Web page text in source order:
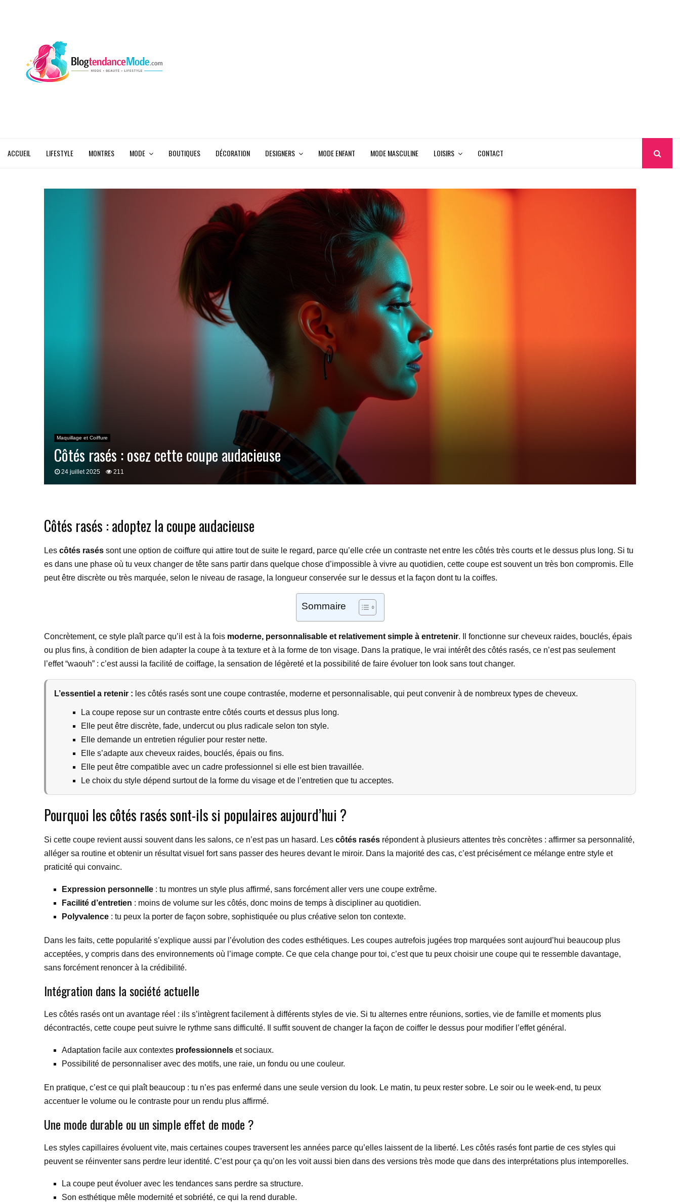
ACCUEIL LIFESTYLE MONTRES MODE BOUTIQUES DÉCORATION DESIGNERS MODE ENFANT MODE MASCULINE LOISIRS CONTACT
Maquillage et Coiffure
Côtés rasés : osez cette coupe audacieuse
24 juillet 2025 211
Côtés rasés : adoptez la coupe audacieuse
Les côtés rasés sont une option de coiffure qui attire tout de suite le regard, parce qu’elle crée un contraste net entre les côtés très courts et le dessus plus long. Si tu
es dans une phase où tu veux changer de tête sans partir dans quelque chose d’impossible à vivre au quotidien, cette coupe est souvent un très bon compromis. Elle
peut être discrète ou très marquée, selon le niveau de rasage, la longueur conservée sur le dessus et la façon dont tu la coiffes.
Sommaire
Concrètement, ce style plaît parce qu’il est à la fois moderne, personnalisable et relativement simple à entretenir. Il fonctionne sur cheveux raides, bouclés, épais
ou plus fins, à condition de bien adapter la coupe à ta texture et à la forme de ton visage. Dans la pratique, le vrai intérêt des côtés rasés, ce n’est pas seulement
l’effet “waouh” : c’est aussi la facilité de coiffage, la sensation de légèreté et la possibilité de faire évoluer ton look sans tout changer.
L’essentiel a retenir : les côtés rasés sont une coupe contrastée, moderne et personnalisable, qui peut convenir à de nombreux types de cheveux.
La coupe repose sur un contraste entre côtés courts et dessus plus long.
Elle peut être discrète, fade, undercut ou plus radicale selon ton style.
Elle demande un entretien régulier pour rester nette.
Elle s’adapte aux cheveux raides, bouclés, épais ou fins.
Elle peut être compatible avec un cadre professionnel si elle est bien travaillée.
Le choix du style dépend surtout de la forme du visage et de l’entretien que tu acceptes.
Pourquoi les côtés rasés sont-ils si populaires aujourd’hui ?
Si cette coupe revient aussi souvent dans les salons, ce n’est pas un hasard. Les côtés rasés répondent à plusieurs attentes très concrètes : affirmer sa personnalité,
alléger sa routine et obtenir un résultat visuel fort sans passer des heures devant le miroir. Dans la majorité des cas, c’est précisément ce mélange entre style et
praticité qui convainc.
Expression personnelle : tu montres un style plus affirmé, sans forcément aller vers une coupe extrême.
Facilité d’entretien : moins de volume sur les côtés, donc moins de temps à discipliner au quotidien.
Polyvalence : tu peux la porter de façon sobre, sophistiquée ou plus créative selon ton contexte.
Dans les faits, cette popularité s’explique aussi par l’évolution des codes esthétiques. Les coupes autrefois jugées trop marquées sont aujourd’hui beaucoup plus
acceptées, y compris dans des environnements où l’image compte. Ce que cela change pour toi, c’est que tu peux choisir une coupe qui te ressemble davantage,
sans forcément renoncer à la crédibilité.
Intégration dans la société actuelle
Les côtés rasés ont un avantage réel : ils s’intègrent facilement à différents styles de vie. Si tu alternes entre réunions, sorties, vie de famille et moments plus
décontractés, cette coupe peut suivre le rythme sans difficulté. Il suffit souvent de changer la façon de coiffer le dessus pour modifier l’effet général.
Adaptation facile aux contextes professionnels et sociaux.
Possibilité de personnaliser avec des motifs, une raie, un fondu ou une couleur.
En pratique, c’est ce qui plaît beaucoup : tu n’es pas enfermé dans une seule version du look. Le matin, tu peux rester sobre. Le soir ou le week-end, tu peux
accentuer le volume ou le contraste pour un rendu plus affirmé.
Une mode durable ou un simple effet de mode ?
Les styles capillaires évoluent vite, mais certaines coupes traversent les années parce qu’elles laissent de la liberté. Les côtés rasés font partie de ces styles qui
peuvent se réinventer sans perdre leur identité. C’est pour ça qu’on les voit aussi bien dans des versions très mode que dans des interprétations plus intemporelles.
La coupe peut évoluer avec les tendances sans perdre sa structure.
Son esthétique mêle modernité et sobriété, ce qui la rend durable.